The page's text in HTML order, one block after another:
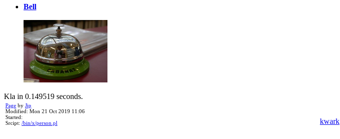
Bell
Kla in 0.149519 seconds.
Page by Jip
Modified: Mon 21 Oct 2019 11:06
Started:
Srcipt: /bin/x/person.pl kwark